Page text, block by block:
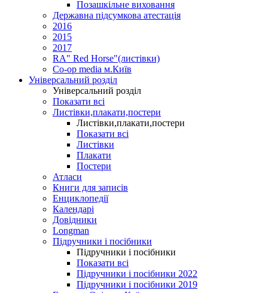
Позашкільне виховання
Державна підсумкова атестація
2016
2015
2017
RA" Red Horse"(листівки)
Co-op media м.Київ
Універсальний розділ
Універсальний розділ
Показати всі
Листівки,плакати,постери
Листівки,плакати,постери
Показати всі
Листівки
Плакати
Постери
Атласи
Книги для записів
Енциклопедії
Календарі
Довідники
Longman
Підручники і посібники
Підручники і посібники
Показати всі
Підручники і посібники 2022
Підручники і посібники 2019